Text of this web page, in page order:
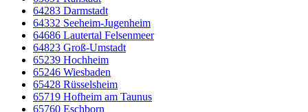
64283 Darmstadt
64332 Seeheim-Jugenheim
64686 Lautertal Felsenmeer
64823 Groß-Umstadt
65239 Hochheim
65246 Wiesbaden
65428 Rüsselsheim
65719 Hofheim am Taunus
65760 Eschborn